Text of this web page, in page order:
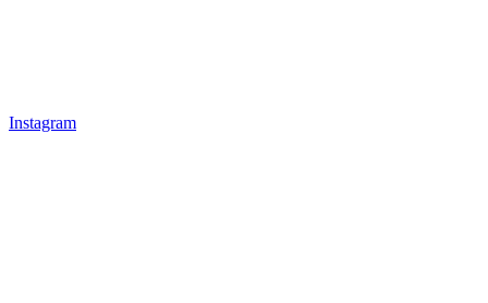
Instagram